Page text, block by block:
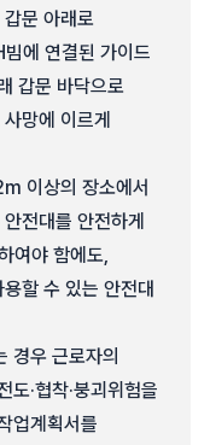
문 아래로
에 연결된 가이드
갑문 바닥으로
망에 이르게
이상의 장소에서
전대를 안전하게
여야 함에도,
할 수 있는 안전대
경우 근로자의
도·협착·붕괴위험을
업계획서를